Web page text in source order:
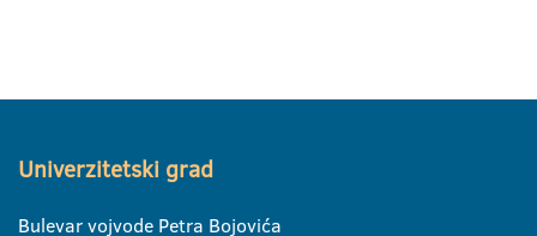
Univerzitetski grad
Bulevar vojvode Petra Bojovića